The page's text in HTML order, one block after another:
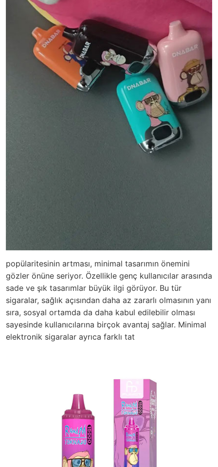
popülaritesinin artması, minimal tasarımın önemini
gözler önüne seriyor. Özellikle genç kullanıcılar arasında
sade ve şık tasarımlar büyük ilgi görüyor. Bu tür
sigaralar, sağlık açısından daha az zararlı olmasının yanı
sıra, sosyal ortamda da daha kabul edilebilir olması
sayesinde kullanıcılarına birçok avantaj sağlar. Minimal
elektronik sigaralar ayrıca farklı tat